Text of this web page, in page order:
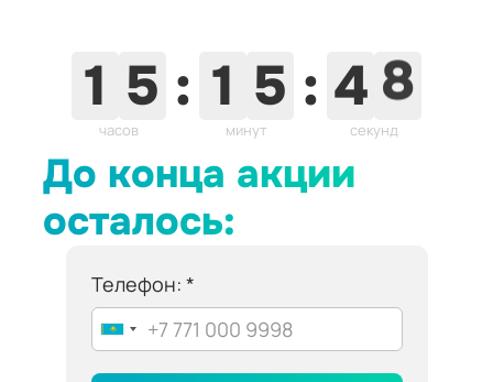
1 5 :
часов
1 5 :
минут
4 7
секунд
До конца акции
осталось:
Телефон: